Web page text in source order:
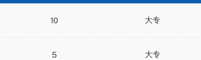
10 大专
5 大专